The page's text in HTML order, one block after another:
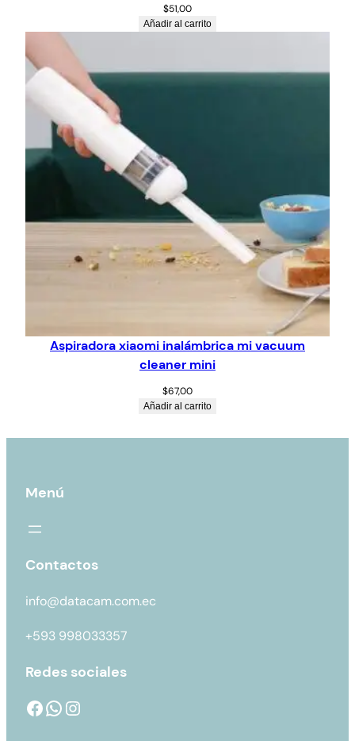
$51,00
Añadir al carrito
Aspiradora xiaomi inalámbrica mi vacuum
cleaner mini
$67,00
Añadir al carrito
Menú
Contactos
info@datacam.com.ec
+593 998033357
Redes sociales